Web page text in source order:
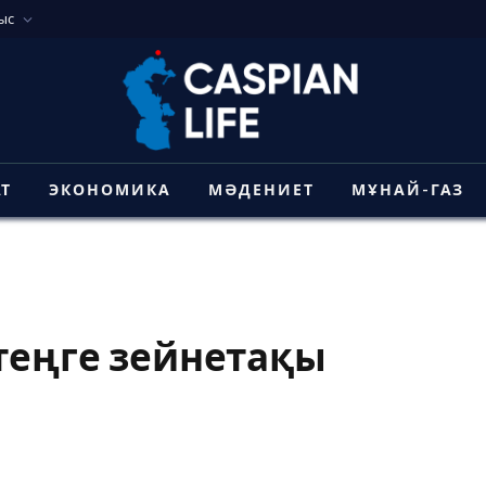
ЭКОНОМИКА МӘДЕНИЕТ МҰНАЙ-ГАЗ
зейнетақы